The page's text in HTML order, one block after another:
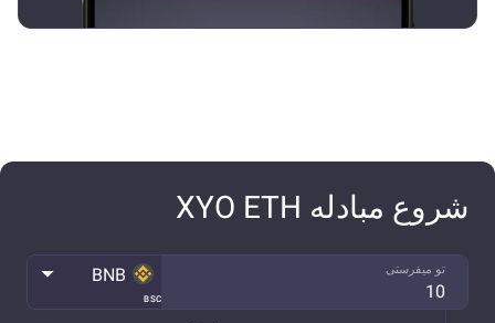
شروع مبادله XYO ETH
تو میفرستی
BSC
BNB